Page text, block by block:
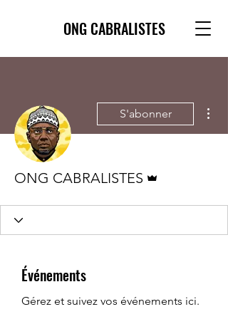
ONG CABRALISTES
S'abonner
ONG CABRALISTES
Événements
Gérez et suivez vos événements ici.